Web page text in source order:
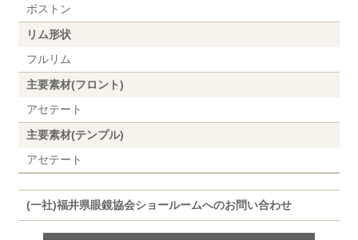
ボストン
リム形状
フルリム
主要素材(フロント)
アセテート
主要素材(テンプル)
アセテート
(一社)福井県眼鏡協会ショールームへのお問い合わせ